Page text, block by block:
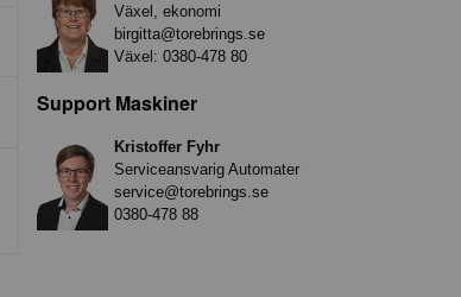
Växel, ekonomi
birgitta@torebrings.se
Växel: 0380-478 80
Support Maskiner
Kristoffer Fyhr
Serviceansvarig Automater
service@torebrings.se
0380-478 88